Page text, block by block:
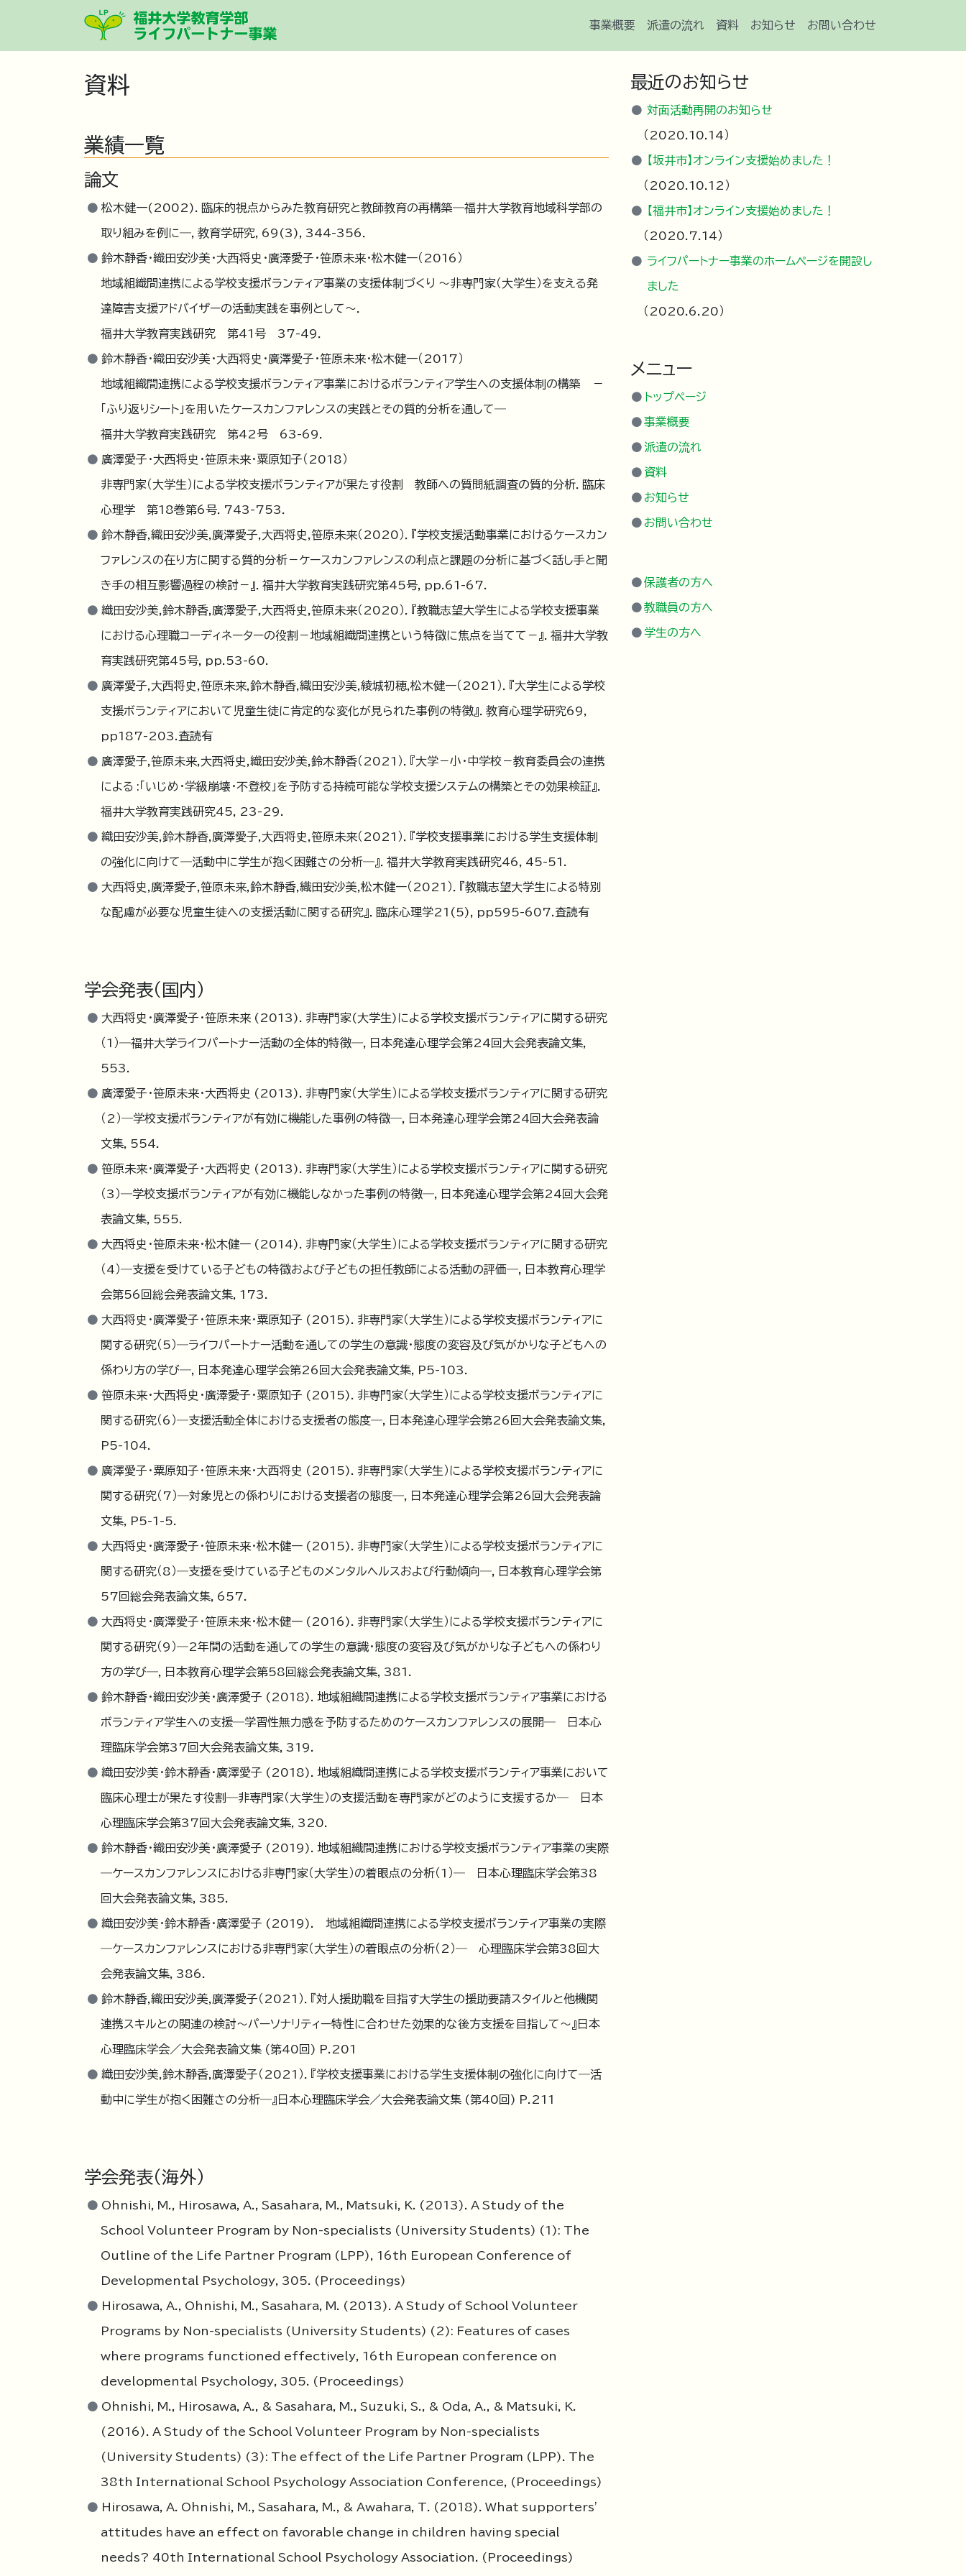
事業概要 派遣の流れ 資料 お知らせ お問い合わせ
資料
業績一覧
論文
松木健一(2002). 臨床的視点からみた教育研究と教師教育の再構築―福井大学教育地域科学部の
取り組みを例に―，教育学研究，69(3)，344-356．
鈴木静香・織田安沙美・大西将史・廣澤愛子・笹原未来・松木健一（2016）
地域組織間連携による学校支援ボランティア事業の支援体制づくり ～非専門家（大学生）を支える発
達障害支援アドバイザーの活動実践を事例として～．
福井大学教育実践研究 第41号 37-49．
鈴木静香・織田安沙美・大西将史・廣澤愛子・笹原未来・松木健一（2017）
地域組織間連携による学校支援ボランティア事業におけるボランティア学生への支援体制の構築 －
「ふり返りシート」を用いたケースカンファレンスの実践とその質的分析を通して―
福井大学教育実践研究 第42号 63-69．
廣澤愛子・大西将史・笹原未来・粟原知子（2018）
非専門家（大学生）による学校支援ボランティアが果たす役割 教師への質問紙調査の質的分析．臨床
心理学 第18巻第6号．743-753．
鈴木静香,織田安沙美,廣澤愛子,大西将史,笹原未来（2020）．『学校支援活動事業におけるケースカン
ファレンスの在り方に関する質的分析－ケースカンファレンスの利点と課題の分析に基づく話し手と聞
き手の相互影響過程の検討－』．福井大学教育実践研究第45号，pp.61-67.
織田安沙美,鈴木静香,廣澤愛子,大西将史,笹原未来（2020）．『教職志望大学生による学校支援事業
における心理職コーディネーターの役割－地域組織間連携という特徴に焦点を当てて－』．福井大学教
育実践研究第45号，pp.53-60.
廣澤愛子,大西将史,笹原未来,鈴木静香,織田安沙美,綾城初穂,松木健一（2021）．『大学生による学校
支援ボランティアにおいて児童生徒に肯定的な変化が見られた事例の特徴』．教育心理学研究69,
pp187-203.査読有
廣澤愛子,笹原未来,大西将史,織田安沙美,鈴木静香（2021）．『大学－小・中学校－教育委員会の連携
による :「いじめ・学級崩壊・不登校」を予防する持続可能な学校支援システムの構築とその効果検証』．
福井大学教育実践研究45, 23-29.
織田安沙美,鈴木静香,廣澤愛子,大西将史,笹原未来（2021）．『学校支援事業における学生支援体制
の強化に向けて―活動中に学生が抱く困難さの分析―』．福井大学教育実践研究46, 45-51.
大西将史,廣澤愛子,笹原未来,鈴木静香,織田安沙美,松木健一（2021）．『教職志望大学生による特別
な配慮が必要な児童生徒への支援活動に関する研究』．臨床心理学21(5)，pp595-607.査読有
学会発表（国内）
大西将史・廣澤愛子・笹原未来 (2013). 非専門家(大学生)による学校支援ボランティアに関する研究
（1）―福井大学ライフパートナー活動の全体的特徴―，日本発達心理学会第24回大会発表論文集,
553.
廣澤愛子・笹原未来・大西将史 (2013). 非専門家（大学生）による学校支援ボランティアに関する研究
（2）―学校支援ボランティアが有効に機能した事例の特徴―，日本発達心理学会第24回大会発表論
文集, 554.
笹原未来・廣澤愛子・大西将史 (2013). 非専門家（大学生）による学校支援ボランティアに関する研究
（3）―学校支援ボランティアが有効に機能しなかった事例の特徴―，日本発達心理学会第24回大会発
表論文集, 555.
大西将史・笹原未来・松木健一 (2014). 非専門家（大学生）による学校支援ボランティアに関する研究
（4）―支援を受けている子どもの特徴および子どもの担任教師による活動の評価―，日本教育心理学
会第56回総会発表論文集, 173.
大西将史・廣澤愛子・笹原未来・粟原知子 (2015). 非専門家（大学生）による学校支援ボランティアに
関する研究（5）―ライフパートナー活動を通しての学生の意識・態度の変容及び気がかりな子どもへの
係わり方の学び―，日本発達心理学会第26回大会発表論文集, P5-103.
笹原未来・大西将史・廣澤愛子・粟原知子 (2015). 非専門家（大学生）による学校支援ボランティアに
関する研究（6）―支援活動全体における支援者の態度―，日本発達心理学会第26回大会発表論文集,
P5-104.
廣澤愛子・粟原知子・笹原未来・大西将史 (2015). 非専門家（大学生）による学校支援ボランティアに
関する研究（7）―対象児との係わりにおける支援者の態度―，日本発達心理学会第26回大会発表論
文集, P5-1-5.
大西将史・廣澤愛子・笹原未来・松木健一 (2015). 非専門家（大学生）による学校支援ボランティアに
関する研究（8）―支援を受けている子どものメンタルヘルスおよび行動傾向―，日本教育心理学会第
57回総会発表論文集, 657.
大西将史・廣澤愛子・笹原未来・松木健一 (2016). 非専門家（大学生）による学校支援ボランティアに
関する研究（9）―2年間の活動を通しての学生の意識・態度の変容及び気がかりな子どもへの係わり
方の学び―，日本教育心理学会第58回総会発表論文集, 381.
鈴木静香・織田安沙美・廣澤愛子 (2018). 地域組織間連携による学校支援ボランティア事業における
ボランティア学生への支援―学習性無力感を予防するためのケースカンファレンスの展開― 日本心
理臨床学会第37回大会発表論文集, 319.
織田安沙美・鈴木静香・廣澤愛子 (2018). 地域組織間連携による学校支援ボランティア事業において
臨床心理士が果たす役割―非専門家（大学生）の支援活動を専門家がどのように支援するか― 日本
心理臨床学会第37回大会発表論文集, 320.
鈴木静香・織田安沙美・廣澤愛子 (2019). 地域組織間連携における学校支援ボランティア事業の実際
―ケースカンファレンスにおける非専門家（大学生）の着眼点の分析（1）― 日本心理臨床学会第38
回大会発表論文集, 385.
織田安沙美・鈴木静香・廣澤愛子 (2019). 地域組織間連携による学校支援ボランティア事業の実際
―ケースカンファレンスにおける非専門家（大学生）の着眼点の分析（2）― 心理臨床学会第38回大
会発表論文集, 386.
鈴木静香,織田安沙美,廣澤愛子（2021）．『対人援助職を目指す大学生の援助要請スタイルと他機関
連携スキルとの関連の検討～パーソナリティー特性に合わせた効果的な後方支援を目指して～』日本
心理臨床学会／大会発表論文集 (第40回) P.201
織田安沙美,鈴木静香,廣澤愛子（2021）．『学校支援事業における学生支援体制の強化に向けて―活
動中に学生が抱く困難さの分析―』日本心理臨床学会／大会発表論文集 (第40回) P.211
学会発表（海外）
Ohnishi, M., Hirosawa, A., Sasahara, M., Matsuki, K. (2013). A Study of the
School Volunteer Program by Non-specialists (University Students) (1): The
Outline of the Life Partner Program (LPP), 16th European Conference of
Developmental Psychology, 305. (Proceedings)
Hirosawa, A., Ohnishi, M., Sasahara, M. (2013). A Study of School Volunteer
Programs by Non-specialists (University Students) (2): Features of cases
where programs functioned effectively, 16th European conference on
developmental Psychology, 305. (Proceedings)
Ohnishi, M., Hirosawa, A., & Sasahara, M., Suzuki, S., & Oda, A., & Matsuki, K.
(2016). A Study of the School Volunteer Program by Non-specialists
(University Students) (3): The effect of the Life Partner Program (LPP). The
38th International School Psychology Association Conference, (Proceedings)
Hirosawa, A. Ohnishi, M., Sasahara, M., & Awahara, T. (2018). What supporters’
attitudes have an effect on favorable change in children having special
needs? 40th International School Psychology Association. (Proceedings)
最近のお知らせ
対面活動再開のお知らせ
2020.10.14
【坂井市】オンライン支援始めました！
2020.10.12
【福井市】オンライン支援始めました！
2020.7.14
ライフパートナー事業のホームページを開設し
ました
2020.6.20
メニュー
トップページ
事業概要
派遣の流れ
資料
お知らせ
お問い合わせ
保護者の方へ
教職員の方へ
学生の方へ